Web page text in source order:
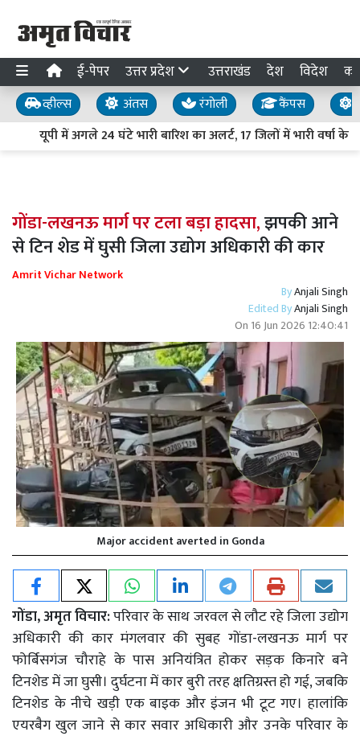
ई-पेपर उत्तर प्रदेश उत्तराखंड देश विदेश
व्हील्स अंतस रंगोली कैंपस
यूपी में अगले 24 घंटे भारी बारिश का अलर्ट, 17 जिलों में भारी वर्षा के
गोंडा-लखनऊ मार्ग पर टला बड़ा हादसा,झपकी आने
से टिन शेड में घुसी जिला उद्योग अधिकारी की कार
Amrit Vichar Network
ByAnjali Singh
Edited ByAnjali Singh
On 16 Jun 2026 12:40:41
Major accident averted in Gonda
गोंडा, अमृत विचार:परिवार के साथ जरवल से लौट रहे जिला उद्योग
अधिकारी की कार मंगलवार की सुबह गोंडा-लखनऊ मार्ग पर
फोर्बिसगंज चौराहे के पास अनियंत्रित होकर सड़क किनारे बने
टिनशेड में जा घुसी। दुर्घटना में कार बुरी तरह क्षतिग्रस्त हो गई, जबकि
टिनशेड के नीचे खड़ी एक बाइक और इंजन भी टूट गए। हालांकि
एयरबैग खुल जाने से कार सवार अधिकारी और उनके परिवार के